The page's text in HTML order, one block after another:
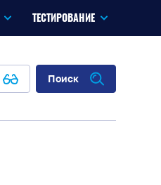
ТЕСТИРОВАНИЕ
Поиск